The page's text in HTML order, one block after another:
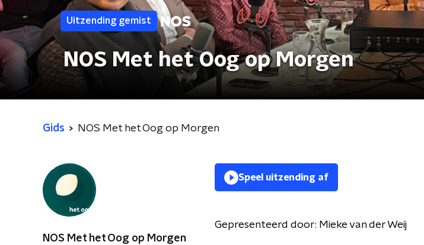
Uitzending gemist
NOS Met het Oog op Morgen
Gids NOS Met het Oog op Morgen
NOS Met het Oog op Morgen
Speel uitzending af
Gepresenteerd door: Mieke van der Weij